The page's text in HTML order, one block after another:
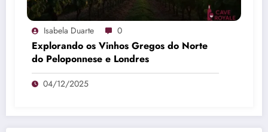
Isabela Duarte 0
Explorando os Vinhos Gregos do Norte
do Peloponnese e Londres
04/12/2025